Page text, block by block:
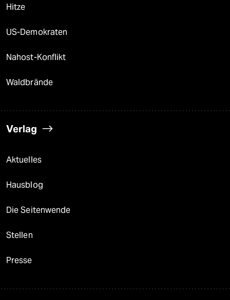
Hitze
US-Demokraten
Nahost-Konflikt
Waldbrände
Verlag
Aktuelles
Hausblog
Die Seitenwende
Stellen
Presse